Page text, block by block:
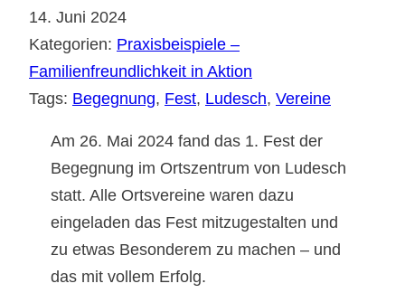
14. Juni 2024
Kategorien: Praxisbeispiele –
Familienfreundlichkeit in Aktion
Tags: Begegnung, Fest, Ludesch, Vereine
Am 26. Mai 2024 fand das 1. Fest der
Begegnung im Ortszentrum von Ludesch
statt. Alle Ortsvereine waren dazu
eingeladen das Fest mitzugestalten und
zu etwas Besonderem zu machen – und
das mit vollem Erfolg.